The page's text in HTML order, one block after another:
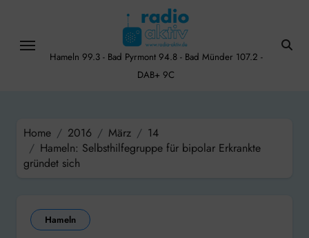
content
Hameln 99.3 - Bad Pyrmont 94.8 - Bad Münder 107.2 -
DAB+ 9C
Home 2016 März
14
Hameln: Selbsthilfegruppe für bipolar Erkrankte
gründet sich
Hameln